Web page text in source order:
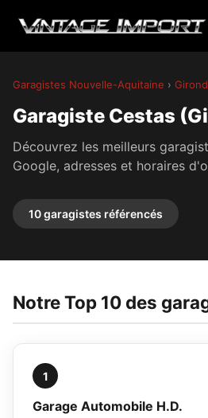
Garagistes Nouvelle-Aquitaine ›
Garagiste Cestas
Découvrez les meilleurs
Google, adresses et horaires
10 garagistes référencés
Notre Top 10 des
1
Garage Automobile H.D.